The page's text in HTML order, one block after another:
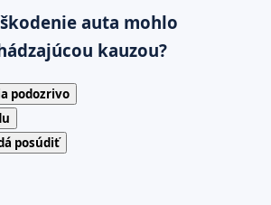
auta mohlo
kauzou?
podozrivo
posúdiť